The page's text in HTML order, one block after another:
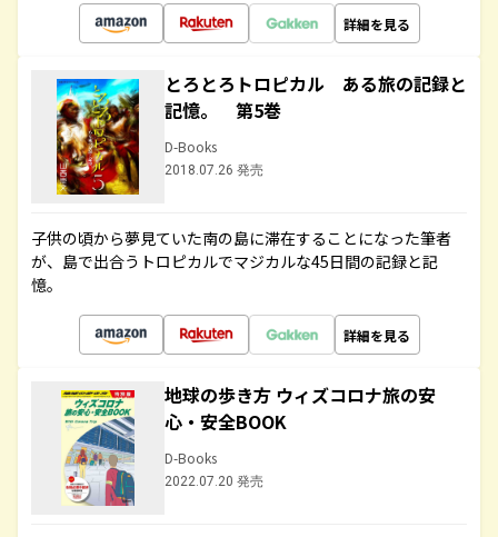
詳細を見る
とろとろトロピカル ある旅の記録と
記憶。 第5巻
D-Books
2018.07.26 発売
子供の頃から夢見ていた南の島に滞在することになった筆者
が、島で出合うトロピカルでマジカルな45日間の記録と記
憶。
詳細を見る
地球の歩き方 ウィズコロナ旅の安
心・安全BOOK
D-Books
2022.07.20 発売